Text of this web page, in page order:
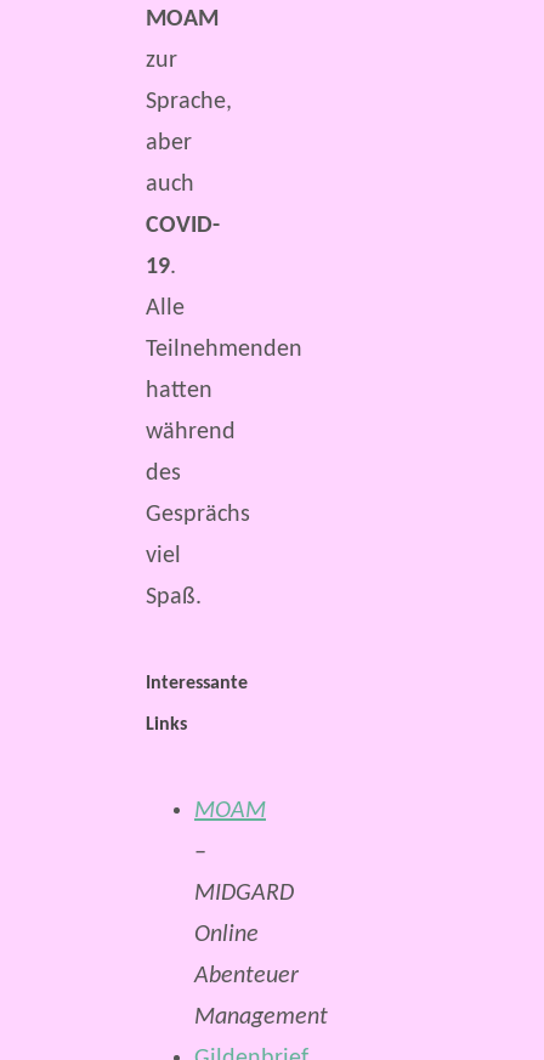
MOAM
zur
Sprache,
aber
auch
COVID-
19.
Alle
Teilnehmenden
hatten
während
des
Gesprächs
viel
Spaß.
Interessante
Links
MOAM
–
MIDGARD
Online
Abenteuer
Management